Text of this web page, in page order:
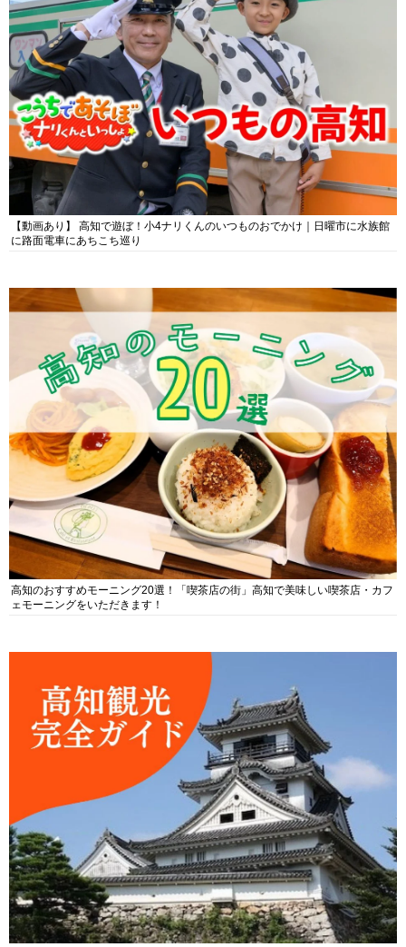
【動画あり】 高知で遊ぼ！小4ナリくんのいつものおでかけ｜日曜市に水族館
に路面電車にあちこち巡り
高知のおすすめモーニング20選！「喫茶店の街」高知で美味しい喫茶店・カフ
ェモーニングをいただきます！